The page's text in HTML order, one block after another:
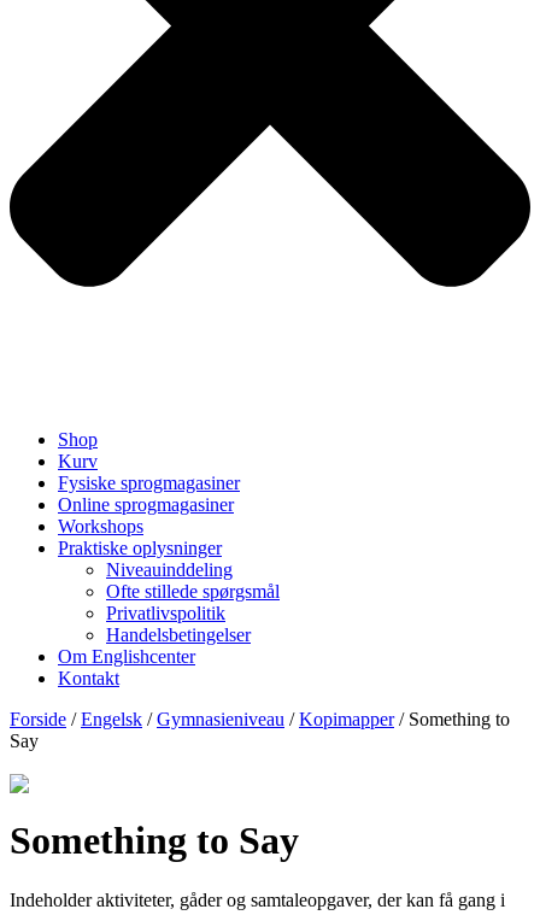
Shop
Kurv
Fysiske sprogmagasiner
Online sprogmagasiner
Workshops
Praktiske oplysninger
Niveauinddeling
Ofte stillede spørgsmål
Privatlivspolitik
Handelsbetingelser
Om Englishcenter
Kontakt
Forside /Engelsk /Gymnasieniveau /Kopimapper/ Something to
Say
Something to Say
Indeholder aktiviteter, gåder og samtaleopgaver, der kan få gang i